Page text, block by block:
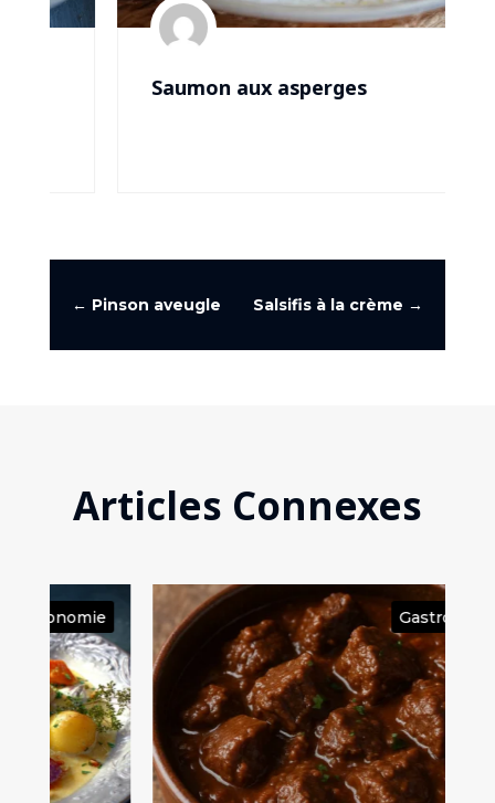
Saumon aux asperges
← Pinson aveugle Salsifis à la crème →
Articles Connexes
Gastronomie